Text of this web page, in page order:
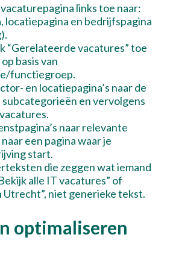
links toe naar:
locatiepagina en bedrijfspagina
“Gerelateerde vacatures” toe
basis van
functiegroep.
en locatiepagina’s naar de
en vervolgens
naar relevante
een pagina waar je
start.
die zeggen wat iemand
alle IT vacatures” of
Utrecht”, niet generieke tekst.
optimaliseren